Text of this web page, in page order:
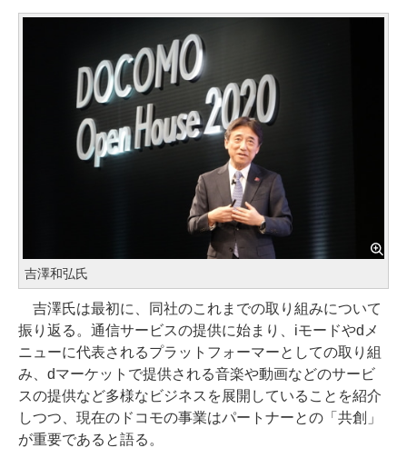
吉澤和弘氏
吉澤氏は最初に、同社のこれまでの取り組みについて
振り返る。通信サービスの提供に始まり、iモードやdメ
ニューに代表されるプラットフォーマーとしての取り組
み、dマーケットで提供される音楽や動画などのサービ
スの提供など多様なビジネスを展開していることを紹介
しつつ、現在のドコモの事業はパートナーとの「共創」
が重要であると語る。